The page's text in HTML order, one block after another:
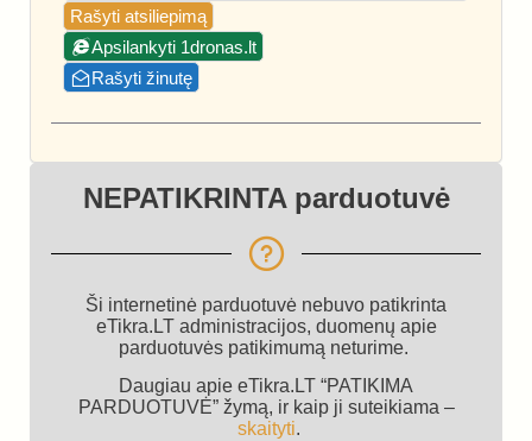
Rašyti atsiliepimą
Apsilankyti 1dronas.lt
Rašyti žinutę
NEPATIKRINTA parduotuvė
Ši internetinė parduotuvė nebuvo patikrinta
eTikra.LT administracijos, duomenų apie
parduotuvės patikimumą neturime.
Daugiau apie eTikra.LT “PATIKIMA
PARDUOTUVĖ” žymą, ir kaip ji suteikiama –
skaityti.